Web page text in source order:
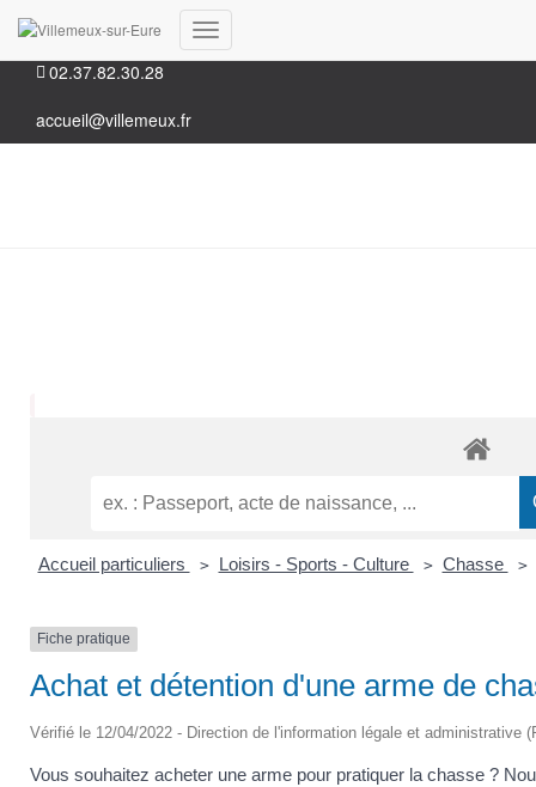
35, Grande rue 28210 Villemeux-sur-Eure
02.37.82.30.28
accueil@villemeux.fr
Déplier
Accueil particuliers > Loisirs - Sports - Culture > Chasse >
Fiche pratique
Achat et détention d'une arme de
Vérifié le 12/04/2022 - Direction de l'information légale et administrative
Vous souhaitez acheter une arme pour pratiquer la chasse ?